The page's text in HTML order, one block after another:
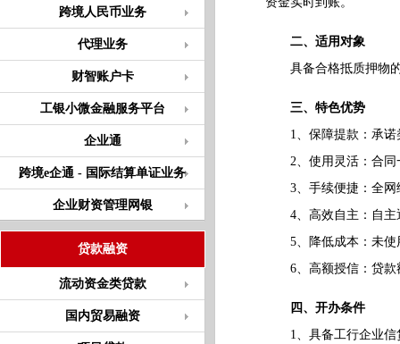
跨境人民币业务
代理业务
财智账户卡
工银小微金融服务平台
企业通
跨境e企通 - 国际结算单证业务
企业财资管理网银
贷款融资
流动资金类贷款
国内贸易融资
二、适用对象
具备合格抵质押物的
三、特色优势
1、保障提款：承诺
2、使用灵活：合同
3、手续便捷：全网
4、高效自主：自主
5、降低成本：未使
6、高额授信：贷款
四、开办条件
1、具备工行企业信